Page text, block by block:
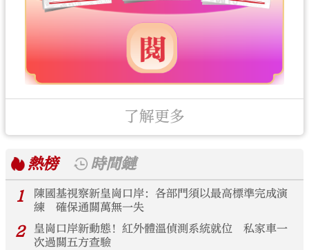
了解更多
熱榜
時間鏈
1
陳國基視察新皇崗口岸：各部門須以最高標準完成演
練 確保通關萬無一失
2
皇崗口岸新動態！紅外體溫偵測系統就位 私家車一
次過關五方查驗